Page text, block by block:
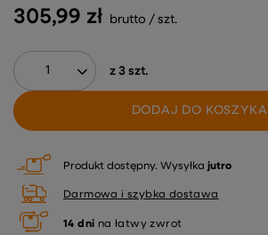
305,99 zł brutto / szt.
z 3 szt.
DODAJ DO KOSZYKA
Produkt dostępny Wysyłka jutro
Darmowa i szybka dostawa
14 dni na łatwy zwrot